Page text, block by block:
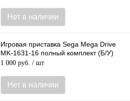
Нет в наличии
Игровая приставка Sega Mega Drive
MK-1631-16 полный комплект (Б/У)
1 000 руб. / шт
Нет в наличии